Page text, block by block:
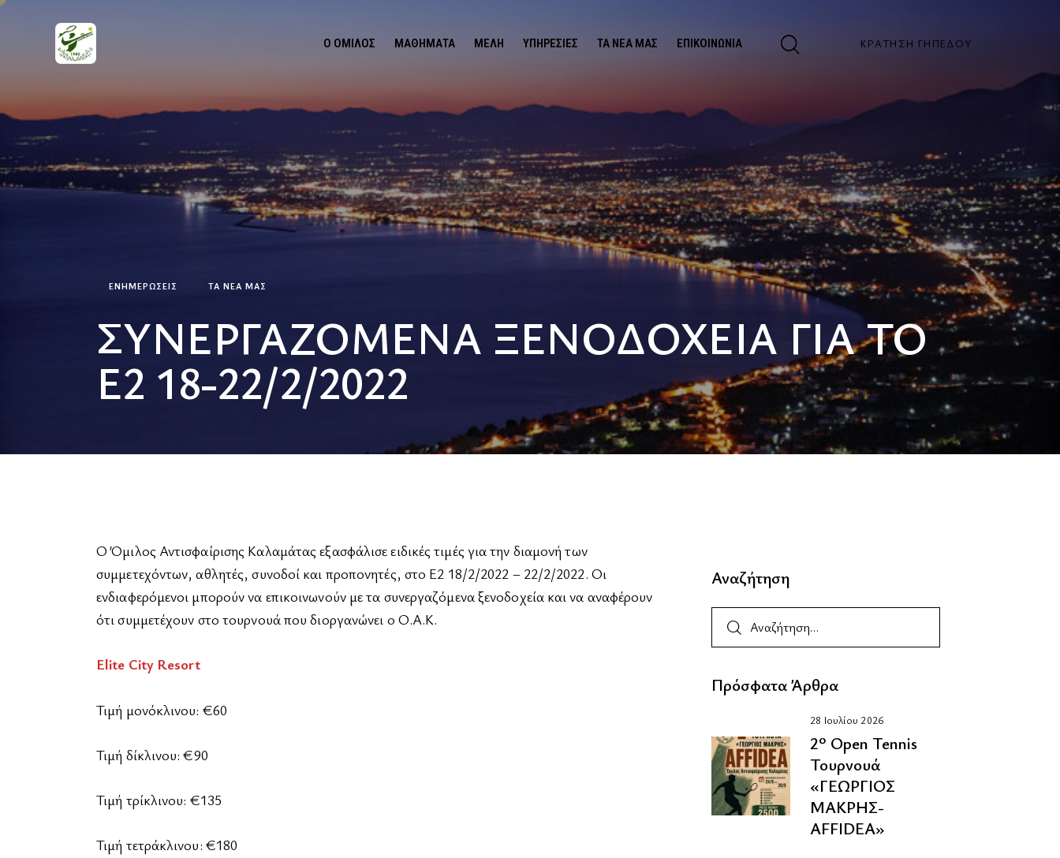
Ο ΌΜΙΛΟΣ ΜΑΘΉΜΑΤΑ ΜΈΛΗ ΥΠΗΡΕΣΊΕΣ ΤΑ ΝΕΑ ΜΑΣ ΕΠΙΚΟΙΝΩΝΊΑ ΚΡΆΤΗΣΗ ΓΗΠΈΔΟΥ
ΕΝΗΜΕΡΏΣΕΙΣ ΤΑ ΝΕΑ ΜΑΣ
ΣΥΝΕΡΓΑΖΟΜΕΝΑ ΞΕΝΟΔΟΧΕΙΑ ΓΙΑ ΤΟ
Ε2 18-22/2/2022
Ο Όμιλος Αντισφαίρισης Καλαμάτας εξασφάλισε ειδικές τιμές για την διαμονή των
συμμετεχόντων, αθλητές, συνοδοί και προπονητές, στο Ε2 18/2/2022 – 22/2/2022. Οι
ενδιαφερόμενοι μπορούν να επικοινωνούν με τα συνεργαζόμενα ξενοδοχεία και να αναφέρουν
ότι συμμετέχουν στο τουρνουά που διοργανώνει ο Ο.Α.Κ.
Elite City Resort
Τιμή μονόκλινου: €60
Τιμή δίκλινου: €90
Τιμή τρίκλινου: €135
Τιμή τετράκλινου: €180
Αναζήτηση
Πρόσφατα Άρθρα
28 Ιουλίου 2026
2º Οpen Tennis
Τουρνουά
«ΓΕΩΡΓΙΟΣ
ΜΑΚΡΗΣ-
AFFIDEA»